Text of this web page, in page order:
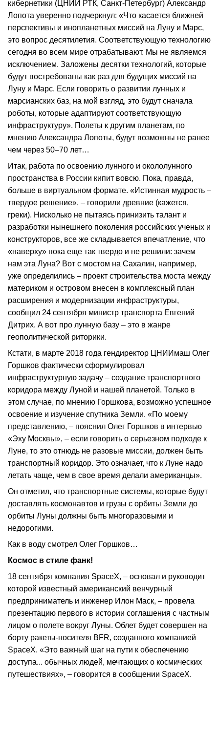
кибернетики (ЦНИИ РТК, Санкт-Петербург) Александр
Лопота уверенно подчеркнул: «Что касается ближней
перспективы и инопланетных миссий на Луну и Марс,
это вопрос десятилетия. Соответствующую технологию
сегодня во всем мире отрабатывают. Мы не являемся
исключением. Заложены десятки технологий, которые
будут востребованы как раз для будущих миссий на
Луну и Марс. Если говорить о развитии лунных и
марсианских баз, на мой взгляд, это будут сначала
роботы, которые адаптируют соответствующую
инфраструктуру». Полеты к другим планетам, по
мнению Александра Лопоты, будут возможны не ранее
чем через 50–70 лет…
Итак, работа по освоению лунного и окололунного
пространства в России кипит вовсю. Пока, правда,
больше в виртуальном формате. «Истинная мудрость –
твердое решение», – говорили древние (кажется,
греки). Нисколько не пытаясь принизить талант и
разработки нынешнего поколения российских ученых и
конструкторов, все же складывается впечатление, что
«наверху» пока еще так твердо и не решили: зачем
нам эта Луна? Вот с мостом на Сахалин, например,
уже определились – проект строительства моста между
материком и островом внесен в комплексный план
расширения и модернизации инфраструктуры,
сообщил 24 сентября министр транспорта Евгений
Дитрих. А вот про лунную базу – это в жанре
геополитической риторики.
Кстати, в марте 2018 года гендиректор ЦНИИмаш Олег
Горшков фактически сформулировал
инфраструктурную задачу – создание транспортного
коридора между Луной и нашей планетой. Только в
этом случае, по мнению Горшкова, возможно успешное
освоение и изучение спутника Земли. «По моему
представлению, – пояснил Олег Горшков в интервью
«Эху Москвы», – если говорить о серьезном подходе к
Луне, то это отнюдь не разовые миссии, должен быть
транспортный коридор. Это означает, что к Луне надо
летать чаще, чем в свое время делали американцы».
Он отметил, что транспортные системы, которые будут
доставлять космонавтов и грузы с орбиты Земли до
орбиты Луны должны быть многоразовыми и
недорогими.
Как в воду смотрел Олег Горшков…
Космос в стиле фанк!
18 сентября компания SpaceX, – основал и руководит
которой известный американский венчурный
предприниматель и инженер Илон Маск, – провела
презентацию первого в истории соглашения с частным
лицом о полете вокруг Луны. Облет будет совершен на
борту ракеты-носителя BFR, созданного компанией
SpaceX. «Это важный шаг на пути к обеспечению
доступа... обычных людей, мечтающих о космических
путешествиях», – говорится в сообщении SpaceX.